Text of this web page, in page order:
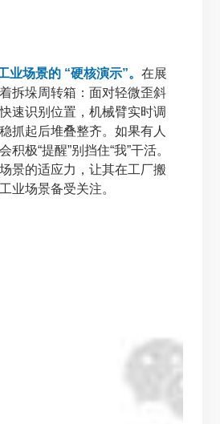
业场景的 “硬核演示”。在展
拆垛周转箱：面对轻微歪斜
速识别位置，机械臂实时调
抓起后堆叠整齐。如果有人
积极“提醒”别挡住“我”干活。
景的适应力，让其在工厂搬
业场景备受关注。